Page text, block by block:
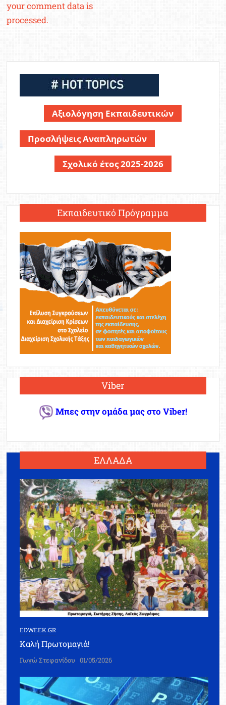
your comment data is
processed.
Αξιολόγηση Εκπαιδευτικών
Προσλήψεις Αναπληρωτών
Σχολικό έτος 2025-2026
Εκπαιδευτικό Πρόγραμμα
Viber
Μπες στην ομάδα μας στο Viber!
ΕΛΛΑΔΑ
EDWEEK.GR
Καλή Πρωτομαγιά!
Γωγώ Στεφανίδου 01/05/2026